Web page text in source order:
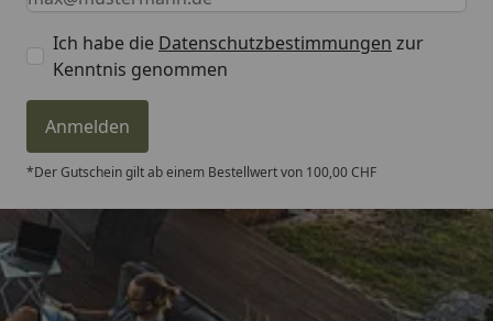
Ich habe die Datenschutzbestimmungen zur
Kenntnis genommen
Anmelden
*Der Gutschein gilt ab einem Bestellwert von 100,00 CHF
Trusted Shops